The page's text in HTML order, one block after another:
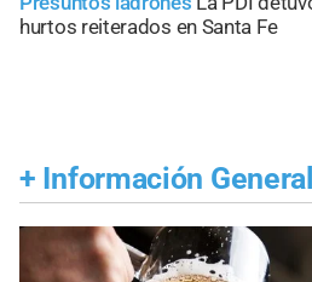
hurtos reiterados en Santa Fe
+ Información General